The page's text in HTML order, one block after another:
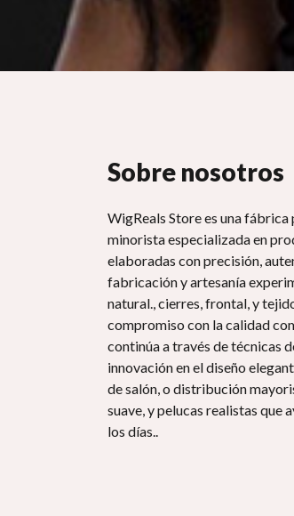
Sobre nosotros
WigReals Store es una
minorista especializada en
elaboradas con precisión,
fabricación y artesanía
natural., cierres, frontal, y
compromiso con la calidad
continúa a través de técnicas
innovación en el diseño
de salón, o distribución
suave, y pelucas realistas que
los días..